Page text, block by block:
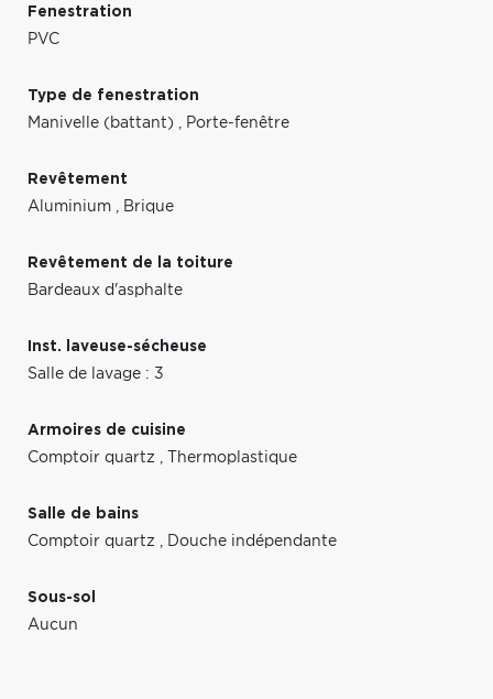
Fenestration
PVC
Type de fenestration
Manivelle (battant) , Porte-fenêtre
Revêtement
Aluminium , Brique
Revêtement de la toiture
Bardeaux d'asphalte
Inst. laveuse-sécheuse
Salle de lavage : 3
Armoires de cuisine
Comptoir quartz , Thermoplastique
Salle de bains
Comptoir quartz , Douche indépendante
Sous-sol
Aucun